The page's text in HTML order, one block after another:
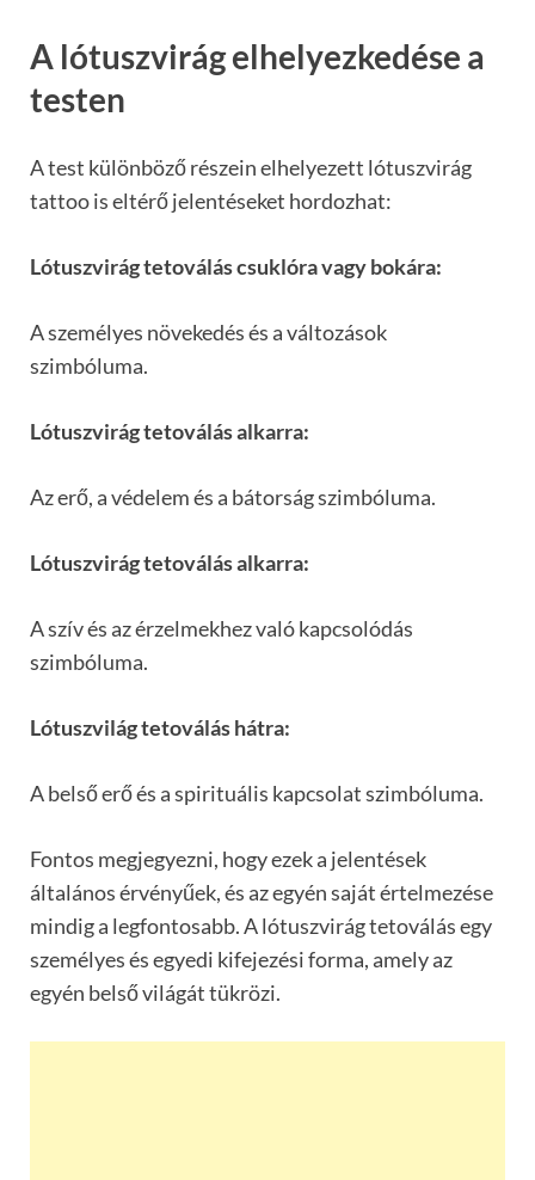
A lótuszvirág elhelyezkedése a
testen
A test különböző részein elhelyezett lótuszvirág
tattoo is eltérő jelentéseket hordozhat:
Lótuszvirág tetoválás csuklóra vagy bokára:
A személyes növekedés és a változások
szimbóluma.
Lótuszvirág tetoválás alkarra:
Az erő, a védelem és a bátorság szimbóluma.
Lótuszvirág tetoválás alkarra:
A szív és az érzelmekhez való kapcsolódás
szimbóluma.
Lótuszvilág tetoválás hátra:
A belső erő és a spirituális kapcsolat szimbóluma.
Fontos megjegyezni, hogy ezek a jelentések
általános érvényűek, és az egyén saját értelmezése
mindig a legfontosabb. A lótuszvirág tetoválás egy
személyes és egyedi kifejezési forma, amely az
egyén belső világát tükrözi.